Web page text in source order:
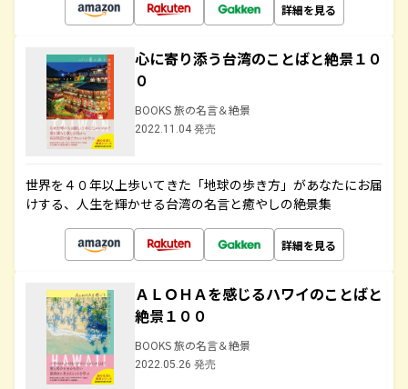
詳細を見る
心に寄り添う台湾のことばと絶景１０
０
BOOKS 旅の名言＆絶景
2022.11.04 発売
世界を４０年以上歩いてきた「地球の歩き方」があなたにお届
けする、人生を輝かせる台湾の名言と癒やしの絶景集
詳細を見る
ＡＬＯＨＡを感じるハワイのことばと
絶景１００
BOOKS 旅の名言＆絶景
2022.05.26 発売